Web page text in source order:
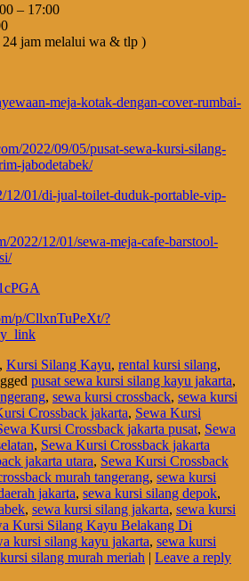
– 17:00
jam melalui wa & tlp )
meja-kotak-dengan-cover-rumbai-
2022/09/05/pusat-sewa-kursi-silang-
jabodetabek/
12/01/di-jual-toilet-duduk-portable-vip-
2022/12/01/sewa-meja-cafe-barstool-
p/CllxnTuPeXt/?
, Kursi Silang Kayu, rental kursi silang,
pusat sewa kursi silang kayu jakarta,
, sewa kursi crossback, sewa kursi
Crossback jakarta, Sewa Kursi
Kursi Crossback jakarta pusat, Sewa
, Sewa Kursi Crossback jakarta
jakarta utara, Sewa Kursi Crossback
murah tangerang, sewa kursi
jakarta, sewa kursi silang depok,
, sewa kursi silang jakarta, sewa kursi
Kursi Silang Kayu Belakang Di
kursi silang kayu jakarta, sewa kursi
silang murah meriah | Leave a reply